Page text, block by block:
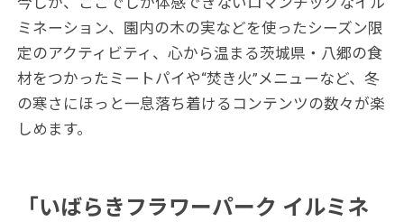
ミネーション、園内の木の実などを使ったシーズン限
定のアクティビティ、心から温まる茨城県・八郷の食
材をつかったミートパイや“焚き火”メニューなど、冬
の寒さにほっと一息落ち着けるコンテンツの数々が楽
しめます。
「いばらきフラワーパーク イルミネ